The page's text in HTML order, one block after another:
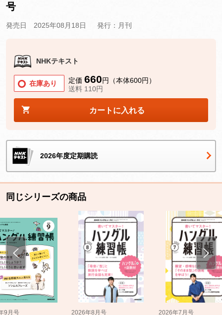
号
発売日 2025年08月18日 発行：月刊
NHKテキスト
在庫あり 定価 660円（本体600円）
送料 110円
カートに入れる
2026年度定期購読
同じシリーズの商品
9月号 2026年8月号 2026年7月号